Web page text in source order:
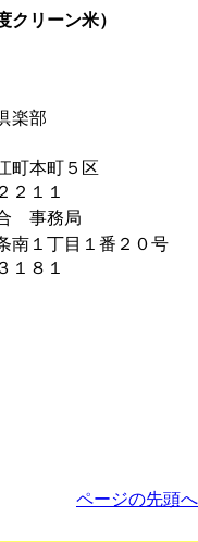
クリーン米）
楽部
町本町５区
２１１
事務局
南１丁目１番２０号
１８１
ページの先頭へ